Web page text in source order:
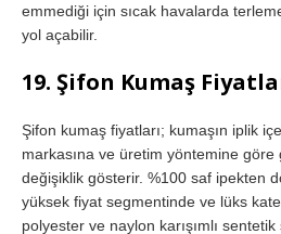
emmediği için sıcak havalarda
yol açabilir.
19. Şifon Kumaş
Şifon kumaş fiyatları; kumaşın iplik
markasına ve üretim yöntemine
değişiklik gösterir. %100 saf ipekten
yüksek fiyat segmentinde ve lüks
polyester ve naylon karışımlı